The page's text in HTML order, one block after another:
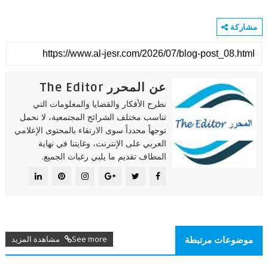
مشاركة
عن المحرر The Editor
نطرح الأفكار والقضايا والمعلومات التي
تناسب مختلف الشرائح المجتمعية، لا نحمل
توجهاً محدداً سوى الارتقاء بالمحتوى الإعلامي
العربي على الإنترنت، وغايتنا في نهاية
المطاف تقديم ما يلبي رغبات الجميع.
موضوعات مرتبطة See more مشاهدة المزيد